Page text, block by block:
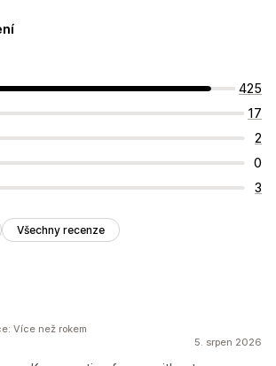
425
17
2
0
3
Všechny recenze
5. srpen 2026
Více než rokem